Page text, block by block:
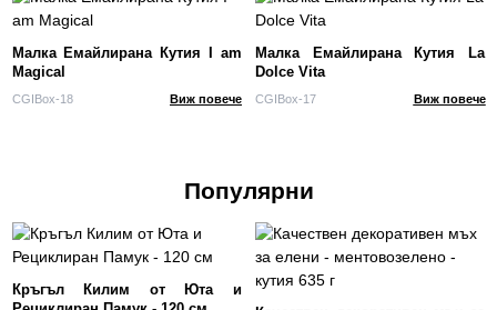
Малка Емайлирана Кутия I am
Magical
CGIBox-18 Виж повече
Малка Емайлирана Кутия La
Dolce Vita
CGIBox-17 Виж повече
Популярни
Кръгъл Килим от Юта и